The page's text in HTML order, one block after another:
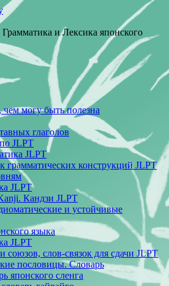
и Лексика японского
могу быть полезна
глаголов
JLPT
JLPT
грамматических конструкций JLPT
JLPT
Кандзи JLPT
и устойчивые
языка
JLPT
союзов, слов-связок для сдачи JLPT
пословицы. Словарь
японского сленга